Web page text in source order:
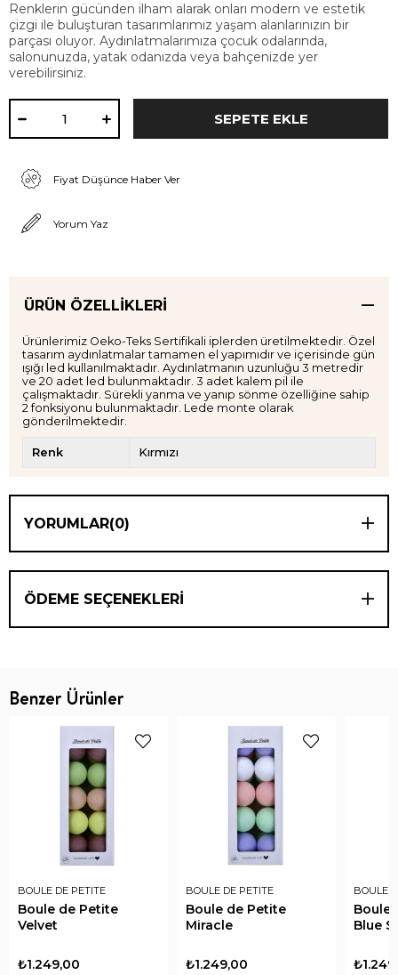
Renklerin gücünden ilham alarak onları modern ve estetik
çizgi ile buluşturan tasarımlarımız yaşam alanlarınızın bir
parçası oluyor. Aydınlatmalarımıza çocuk odalarında,
salonunuzda, yatak odanızda veya bahçenizde yer
verebilirsiniz.
Fiyat Düşünce Haber Ver
Yorum Yaz
ÜRÜN ÖZELLIKLERI
Ürünlerimiz Oeko-Teks Sertifikali iplerden üretilmektedir. Özel
tasarım aydınlatmalar tamamen el yapımıdır ve içerisinde gün
ışığı led kullanılmaktadır. Aydınlatmanın uzunluğu 3 metredir
ve 20 adet led bulunmaktadır. 3 adet kalem pil ile
çalışmaktadır. Sürekli yanma ve yanıp sönme özelliğine sahip
2 fonksiyonu bulunmaktadır. Lede monte olarak
gönderilmektedir.
Renk Kırmızı
YORUMLAR(0)
ÖDEME SEÇENEKLERI
Benzer Ürünler
BOULE DE PETITE
Boule de Petite
Velvet
₺1.249,00
BOULE DE PETITE
Boule de Petite
Miracle
₺1.249,00
BOULE
Boule
Blue